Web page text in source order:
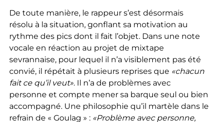
De toute manière, le rappeur s’est désormais
résolu à la situation, gonflant sa motivation au
rythme des pics dont il fait l’objet. Dans une note
vocale en réaction au projet de mixtape
sevrannaise, pour lequel il n’a visiblement pas été
convié, il répétait à plusieurs reprises que «chacun
fait ce qu’il veut». Il n’a de problèmes avec
personne et compte mener sa barque seul ou bien
accompagné. Une philosophie qu’il martèle dans le
refrain de « Goulag » :«Problème avec personne,